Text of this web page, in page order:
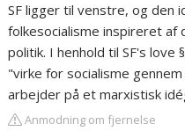
SF ligger til venstre, og den
folkesocialisme inspireret af
politik. I henhold til SF's
"virke for socialisme
arbejder på et marxistisk
Anmodning om fjernelse